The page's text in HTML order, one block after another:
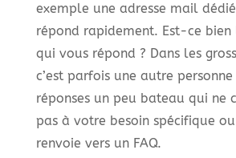
exemple une adresse mail
répond rapidement. Est-ce
qui vous répond ? Dans les
c’est parfois une autre
réponses un peu bateau qui ne
pas à votre besoin spécifique
renvoie vers un FAQ.